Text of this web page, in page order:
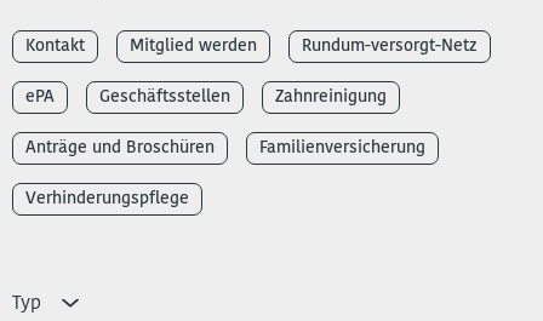
Kontakt Mitglied werden Rundum-versorgt-Netz
ePA Geschäftsstellen Zahnreinigung
Anträge und Broschüren Familienversicherung
Verhinderungspflege
Typ